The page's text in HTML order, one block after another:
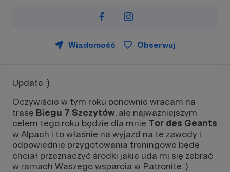
Wiadomość Obserwuj
Update :)
Oczywiście w tym roku ponownie wracam na
trasę Biegu 7 Szczytów , ale najważniejszym
celem tego roku będzie dla mnie Tor des Geants
w Alpach i to właśnie na wyjazd na te zawody i
odpowiednie przygotowania treningowe będę
chciał przeznaczyć środki jakie uda mi się zebrać
w ramach Waszego wsparcia w Patronite :)